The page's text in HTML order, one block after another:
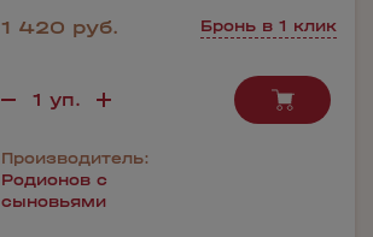
1 420 руб. Бронь в 1 клик
Производитель:
Родионов с
сыновьями